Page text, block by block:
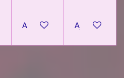
panierAjouter au panierAjouter au